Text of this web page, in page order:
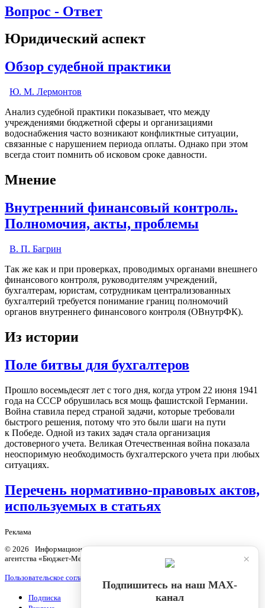
Вопрос - Ответ
Юридический аспект
Обзор судебной практики
Ю. М. Лермонтов
Анализ судебной практики показывает, что между
учреждениями бюджетной сферы и организациями
водоснабжения часто возникают конфликтные ситуации,
связанные с нарушением периода оплаты. Однако при этом
всегда стоит помнить об исковом сроке давности.
Мнение
Внутренний финансовый контроль.
Полномочия, акты, проблемы
В. П. Багрин
Так же как и при проверках, проводимых органами внешнего
финансового контроля, руководителям учреждений,
бухгалтерам, юристам, сотрудникам централизованных
бухгалтерий требуется понимание границ полномочий
органов внутреннего финансового контроля (ОВнутрФК).
Из истории
Поле битвы для бухгалтеров
Прошло восемьдесят лет с того дня, когда утром 22 июня 1941
года на СССР обрушилась вся мощь фашистской Германии.
Война ставила перед страной задачи, которые требовали
быстрого решения, потому что это были шаги на пути
к Победе. Одной из таких задач стала организация
достоверного учета. Великая Отечественная война показала
неоспоримую необходимость бухгалтерского учета при любых
ситуациях.
Перечень нормативно-правовых актов,
используемых в статьях
Реклама
© 2026 Информационный продукт «Бюджетный учет» информационного
агентства «Бюджет-Медиа»
Пользовательское соглашение
Подписка
×
Подпишитесь на наш МАХ-
канал